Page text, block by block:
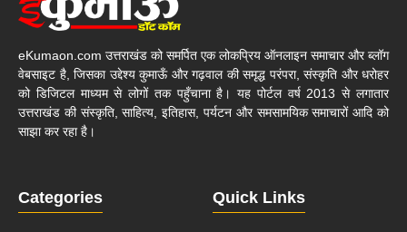
eKumaon.com उत्तराखंड को समर्पित एक लोकप्रिय ऑनलाइन समाचार और ब्लॉग
वेबसाइट है, जिसका उद्देश्य कुमाऊँ और गढ़वाल की समृद्ध परंपरा, संस्कृति और धरोहर
को डिजिटल माध्यम से लोगों तक पहुँचाना है। यह पोर्टल वर्ष 2013 से लगातार
उत्तराखंड की संस्कृति, साहित्य, इतिहास, पर्यटन और समसामयिक समाचारों आदि को
साझा कर रहा है।
Categories Quick Links